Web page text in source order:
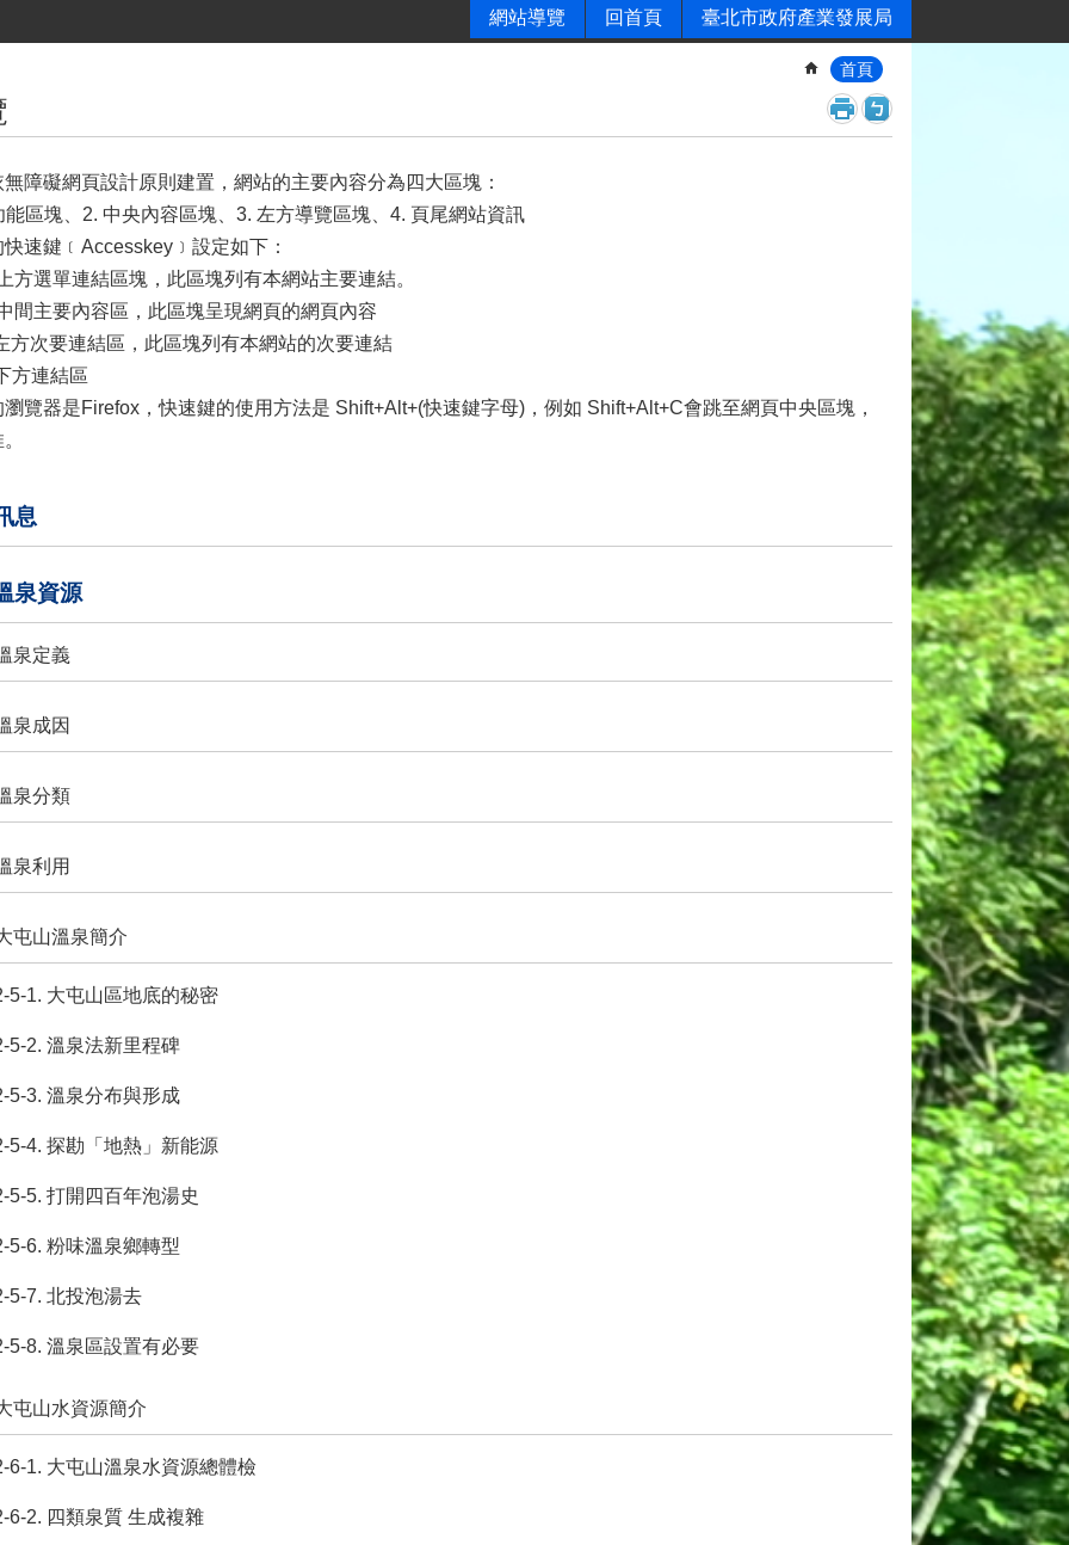
網站導覽 回首頁 臺北市政府產業發展局
首頁
障礙網頁設計原則建置，網站的主要內容分為四大區塊：
能區塊、2. 中央內容區塊、3. 左方導覽區塊、4. 頁尾網站資訊
速鍵﹝Accesskey﹞設定如下：
方選單連結區塊，此區塊列有本網站主要連結。
間主要內容區，此區塊呈現網頁的網頁內容
方次要連結區，此區塊列有本網站的次要連結
方連結區
覽器是Firefox，快速鍵的使用方法是 Shift+Alt+(快速鍵字母)，例如 Shift+Alt+C會跳至網頁中央區塊，
息
泉資源
泉定義
泉成因
泉分類
泉利用
屯山溫泉簡介
5-1. 大屯山區地底的秘密
5-2. 溫泉法新里程碑
5-3. 溫泉分布與形成
5-4. 探勘「地熱」新能源
5-5. 打開四百年泡湯史
5-6. 粉味溫泉鄉轉型
5-7. 北投泡湯去
5-8. 溫泉區設置有必要
屯山水資源簡介
6-1. 大屯山溫泉水資源總體檢
6-2. 四類泉質 生成複雜